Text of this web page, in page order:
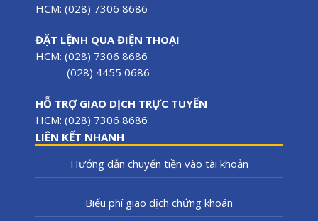
HCM: (028) 7306 8686
ĐẶT LỆNH QUA ĐIỆN THOẠI
HCM: (028) 7306 8686
(028) 4455 0686
HỖ TRỢ GIAO DỊCH TRỰC TUYẾN
HCM: (028) 7306 8686
LIÊN KẾT NHANH
Hướng dẫn chuyển tiền vào tài khoản
Biểu phí giao dịch chứng khoán